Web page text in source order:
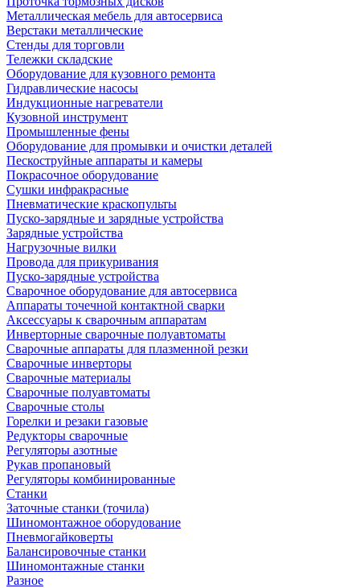
Металлическая мебель для автосервиса
Верстаки металлические
Стенды для торговли
Тележки складские
Оборудование для кузовного ремонта
Гидравлические насосы
Индукционные нагреватели
Кузовной инструмент
Промышленные фены
Оборудование для промывки и очистки деталей
Пескоструйные аппараты и камеры
Покрасочное оборудование
Сушки инфракрасные
Пневматические краскопульты
Пуско-зарядные и зарядные устройства
Зарядные устройства
Нагрузочные вилки
Провода для прикуривания
Пуско-зарядные устройства
Сварочное оборудование для автосервиса
Аппараты точечной контактной сварки
Аксессуары к сварочным аппаратам
Инверторные сварочные полуавтоматы
Сварочные аппараты для плазменной резки
Сварочные инверторы
Сварочные материалы
Сварочные полуавтоматы
Сварочные столы
Горелки и резаки газовые
Редукторы сварочные
Регуляторы азотные
Рукав пропановый
Регуляторы комбинированные
Станки
Заточные станки (точила)
Шиномонтажное оборудование
Пневмогайковерты
Балансировочные станки
Шиномонтажные станки
Разное